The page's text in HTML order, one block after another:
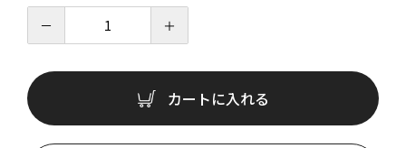
－ ＋
カートに入れる